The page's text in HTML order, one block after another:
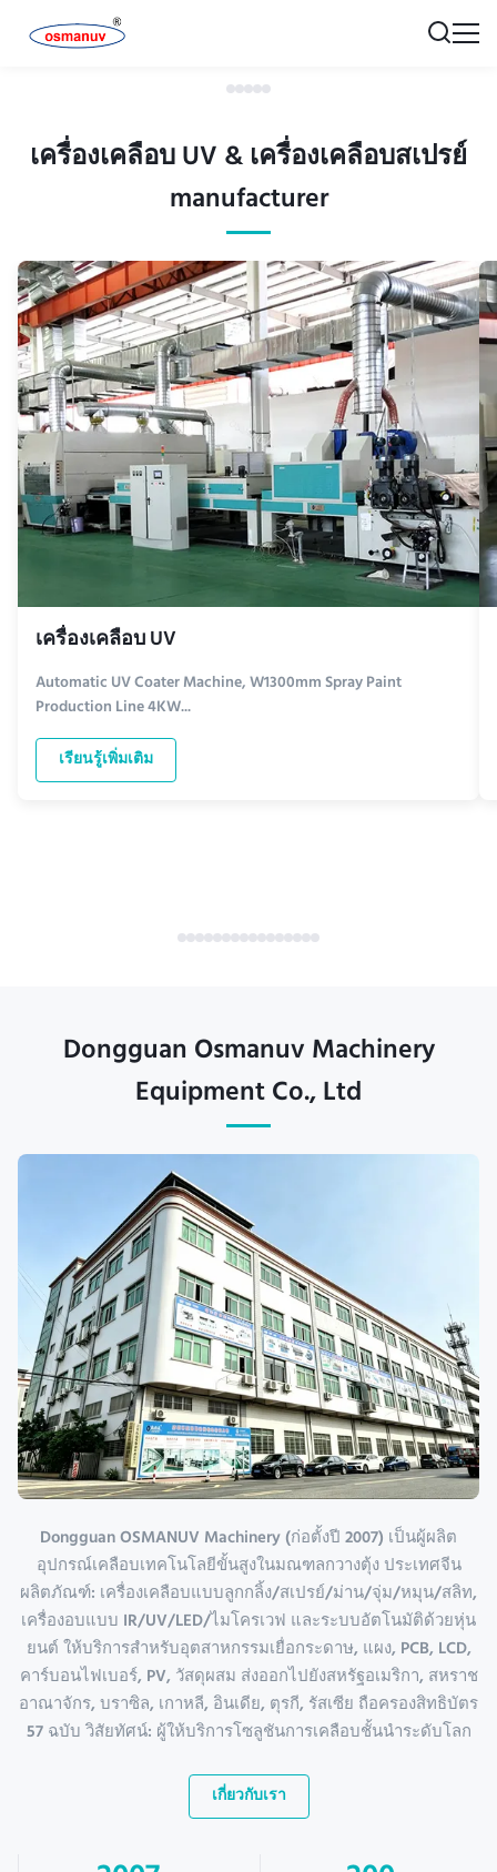
เครื่องเคลือบ UV & เครื่องเคลือบสเปรย์
manufacturer
เครื่องเคลือบ UV
Automatic UV Coater Machine, W1300mm Spray Paint
Production Line 4KW...
เรียนรู้เพิ่มเติม
Dongguan Osmanuv Machinery
Equipment Co., Ltd
Dongguan OSMANUV Machinery (ก่อตั้งปี 2007) เป็นผู้ผลิต
อุปกรณ์เคลือบเทคโนโลยีขั้นสูงในมณฑลกวางตุ้ง ประเทศจีน
ผลิตภัณฑ์: เครื่องเคลือบแบบลูกกลิ้ง/สเปรย์/ม่าน/จุ่ม/หมุน/สลิท,
เครื่องอบแบบ IR/UV/LED/ไมโครเวฟ และระบบอัตโนมัติด้วยหุ่น
ยนต์ ให้บริการสำหรับอุตสาหกรรมเยื่อกระดาษ, แผง, PCB, LCD,
คาร์บอนไฟเบอร์, PV, วัสดุผสม ส่งออกไปยังสหรัฐอเมริกา, สหราช
อาณาจักร, บราซิล, เกาหลี, อินเดีย, ตุรกี, รัสเซีย ถือครองสิทธิบัตร
57 ฉบับ วิสัยทัศน์: ผู้ให้บริการโซลูชันการเคลือบชั้นนำระดับโลก
เกี่ยวกับเรา